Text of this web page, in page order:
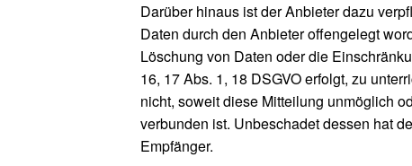
Darüber hinaus ist der Anbieter dazu
Daten durch den Anbieter offengelegt
Löschung von Daten oder die
16, 17 Abs. 1, 18 DSGVO erfolgt, zu
nicht, soweit diese Mitteilung unmöglich
verbunden ist. Unbeschadet dessen hat
Empfänger.